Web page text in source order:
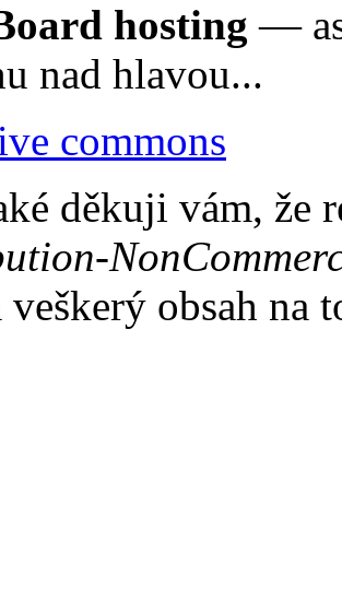
hosting —
nad hlavou...
commons
děkuji vám, že
veškerý obsah